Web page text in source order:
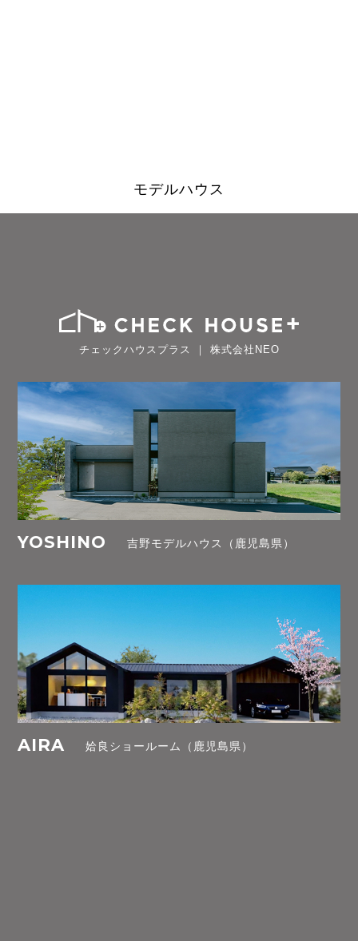
モデルハウス
チェックハウスプラス ｜ 株式会社NEO
YOSHINO 吉野モデルハウス（鹿児島県）
AIRA 姶良ショールーム（鹿児島県）